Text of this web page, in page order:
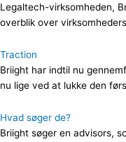
Legaltech-virksomheden,
overblik over
Traction
Briight har indtil nu
nu lige ved at lukke den
Hvad søger de?
Briight søger en advisors,